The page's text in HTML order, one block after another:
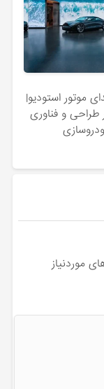
موتور استودیو|
طراحی و فناوری
موردنیاز